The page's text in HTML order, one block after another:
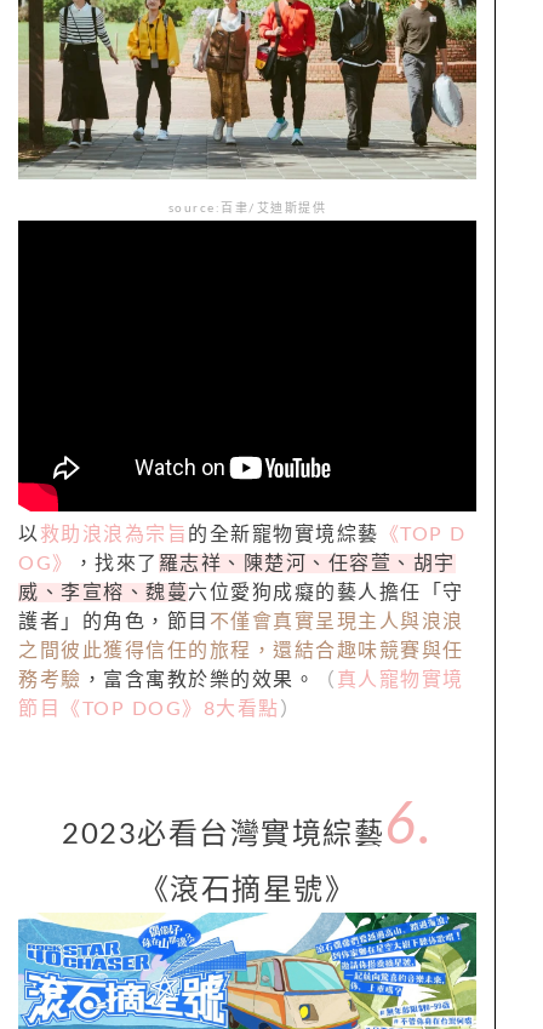
source:百聿 / 艾迪斯提供
以 救助浪浪為宗旨 的全新寵物實境綜藝 《TOP D
OG》
，找來了 羅志祥、陳楚河、任容萱、胡宇
威、李宣榕、魏蔓六位愛狗成癡的藝人擔任「守
護者」的角色，節目 不僅會真實呈現主人與浪浪
之間彼此獲得信任的旅程，還結合趣味競賽與任
務考驗 ，富含寓教於樂的效果。 （ 真人寵物實境
節目《TOP DOG》8大看點 ）
2023必看台灣實境綜藝 6.
《滾石摘星號》